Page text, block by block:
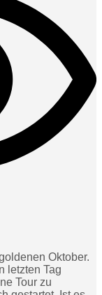
Oktober.
letzten Tag
Tour zu